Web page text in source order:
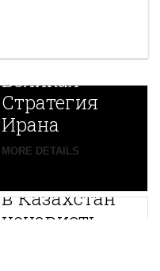
Новая
Великая
Стратегия
Ирана
MORE DETAILS
Путин
в Казахстан
ненависть
Центральной
Азии